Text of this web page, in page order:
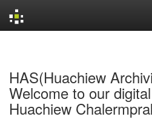
HAS(Huachiew
Welcome to our
Huachiew